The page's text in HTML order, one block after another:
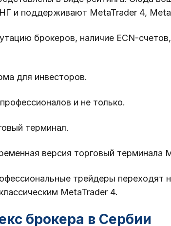
и поддерживают MetaTrader 4,
брокеров, наличие ECN-
для инвесторов.
и не только.
терминал.
версия торговый терминала
трейдеры переходят
MetaTrader 4.
брокера в Сербии